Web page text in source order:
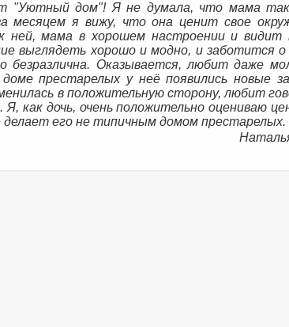
"Уютный дом"! Я не думала, что мама
месяцем я вижу, что она ценит свое
ней, мама в хорошем настроении и видит
выглядеть хорошо и модно, и заботится
безразлична. Оказывается, любит даже
престарелых у неё появились новые
в положительную сторону, любит
Я, как дочь, очень положительно оцениваю
делает его не типичным домом престарелых.